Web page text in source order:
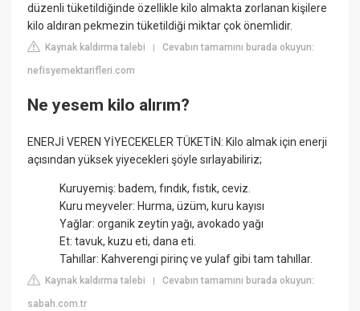
düzenli tüketildiğinde özellikle kilo almakta zorlanan kişilere
kilo aldıran pekmezin tüketildiği miktar çok önemlidir.
Kaynak kaldırma talebi |Cevabın tamamını burada okuyun:
nefisyemektarifleri.com
Ne yesem kilo alırım?
ENERJİ VEREN YİYECEKELER TÜKETİN: Kilo almak için enerji
açısından yüksek yiyecekleri şöyle sırlayabiliriz;
Kuruyemiş: badem, fındık, fıstık, ceviz.
Kuru meyveler: Hurma, üzüm, kuru kayısı
Yağlar: organik zeytin yağı, avokado yağı
Et: tavuk, kuzu eti, dana eti.
Tahıllar: Kahverengi pirinç ve yulaf gibi tam tahıllar.
Kaynak kaldırma talebi |Cevabın tamamını burada okuyun:
sabah.com.tr